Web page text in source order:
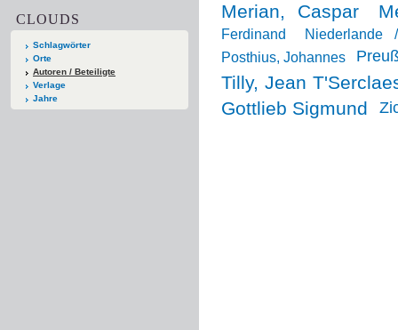
CLOUDS
Schlagwörter
Orte
Autoren / Beteiligte
Verlage
Jahre
Merian, Caspar
Ferdinand
Niederlande
Posthius, Johannes
Tilly, Jean
Gottlieb Sigmund